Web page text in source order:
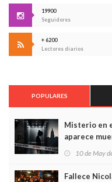
19900
Seguidores
+ 6200
Lectores diarios
POPULARES
Misterio en
aparece
edificio y las
10 de May
Fallece